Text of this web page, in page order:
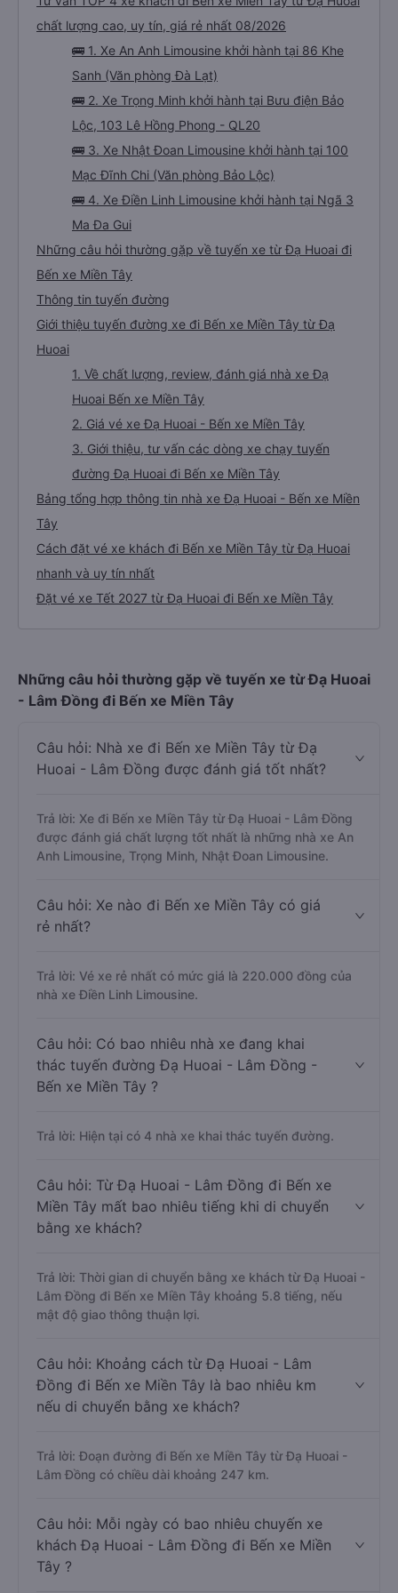
chất lượng cao, uy tín, giá rẻ nhất 08/2026
🚌 1. Xe An Anh Limousine khởi hành tại 86 Khe
Sanh (Văn phòng Đà Lạt)
🚌 2. Xe Trọng Minh khởi hành tại Bưu điện Bảo
Lộc, 103 Lê Hồng Phong - QL20
🚌 3. Xe Nhật Đoan Limousine khởi hành tại 100
Mạc Đĩnh Chi (Văn phòng Bảo Lộc)
🚌 4. Xe Điền Linh Limousine khởi hành tại Ngã 3
Ma Đa Gui
Những câu hỏi thường gặp về tuyến xe từ Đạ Huoai đi
Bến xe Miền Tây
Thông tin tuyến đường
Giới thiệu tuyến đường xe đi Bến xe Miền Tây từ Đạ
Huoai
1. Về chất lượng, review, đánh giá nhà xe Đạ
Huoai Bến xe Miền Tây
2. Giá vé xe Đạ Huoai - Bến xe Miền Tây
3. Giới thiệu, tư vấn các dòng xe chạy tuyến
đường Đạ Huoai đi Bến xe Miền Tây
Bảng tổng hợp thông tin nhà xe Đạ Huoai - Bến xe Miền
Tây
Cách đặt vé xe khách đi Bến xe Miền Tây từ Đạ Huoai
nhanh và uy tín nhất
Đặt vé xe Tết 2027 từ Đạ Huoai đi Bến xe Miền Tây
Những câu hỏi thường gặp về tuyến xe từ Đạ Huoai
- Lâm Đồng đi Bến xe Miền Tây
Câu hỏi: Nhà xe đi Bến xe Miền Tây từ Đạ
Huoai - Lâm Đồng được đánh giá tốt nhất?
Trả lời: Xe đi Bến xe Miền Tây từ Đạ Huoai - Lâm Đồng
được đánh giá chất lượng tốt nhất là những nhà xe An
Anh Limousine, Trọng Minh, Nhật Đoan Limousine.
Câu hỏi: Xe nào đi Bến xe Miền Tây có giá
rẻ nhất?
Trả lời: Vé xe rẻ nhất có mức giá là 220.000 đồng của
nhà xe Điền Linh Limousine.
Câu hỏi: Có bao nhiêu nhà xe đang khai
thác tuyến đường Đạ Huoai - Lâm Đồng -
Bến xe Miền Tây ?
Trả lời: Hiện tại có 4 nhà xe khai thác tuyến đường.
Câu hỏi: Từ Đạ Huoai - Lâm Đồng đi Bến xe
Miền Tây mất bao nhiêu tiếng khi di chuyển
bằng xe khách?
Trả lời: Thời gian di chuyển bằng xe khách từ Đạ Huoai -
Lâm Đồng đi Bến xe Miền Tây khoảng 5.8 tiếng, nếu
mật độ giao thông thuận lợi.
Câu hỏi: Khoảng cách từ Đạ Huoai - Lâm
Đồng đi Bến xe Miền Tây là bao nhiêu km
nếu di chuyển bằng xe khách?
Trả lời: Đoạn đường đi Bến xe Miền Tây từ Đạ Huoai -
Lâm Đồng có chiều dài khoảng 247 km.
Câu hỏi: Mỗi ngày có bao nhiêu chuyến xe
khách Đạ Huoai - Lâm Đồng đi Bến xe Miền
Tây ?